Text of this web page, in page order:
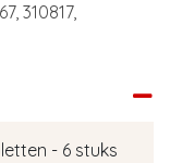
310817,
- 6 stuks